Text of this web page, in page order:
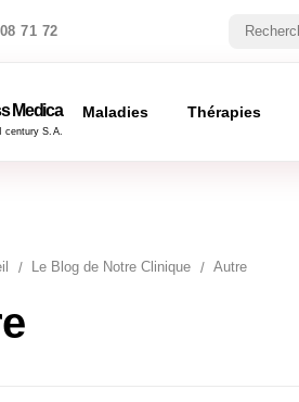
71 72
Medica
century S.A.
Maladies Thérapies
Le Blog de Notre Clinique Autre